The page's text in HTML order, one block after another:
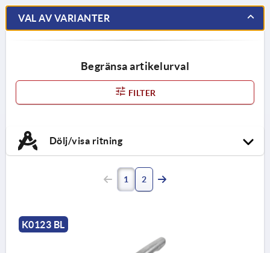
VAL AV VARIANTER
Begränsa artikelurval
FILTER
Dölj/visa ritning
1 2
K0123 BL